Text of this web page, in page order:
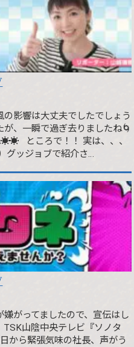
影響は大丈夫でしたでしょう
、一瞬で過ぎ去りましたね🌀
☀️☀️ ところで！！ 実は、、、
グッジョブで紹介さ…
がってましたので、宣伝はし
山陰中央テレビ『ソノタ
から緊張気味の社長、声がう